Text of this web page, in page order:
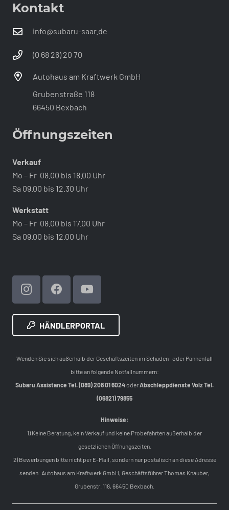
Kontakt
info@subaru-saar.de
(0 68 26) 20 70
Autohaus am Kraftwerk GmbH
Grubenstraße 118
66450 Bexbach
Öffnungszeiten
Verkauf
Mo – Fr 08.00 bis 18.00 Uhr
Sa 09.00 bis 12.30 Uhr
Werkstatt
Mo – Fr 08.00 bis 17.00 Uhr
Sa 09.00 bis 12.00 Uhr
HÄNDLERPORTAL
Wenden Sie sich außerhalb der Geschäftszeiten im Schaden- oder Pannenfall
bitte an folgende Notfallnummern:
Subaru Assistance Tel. (089) 208 01 6024oderAbschleppdienste Volz Tel.
(06821) 79855
Hinweise:
1) Keine Beratung, kein Verkauf und keine Probefahrten außerhalb der
gesetzlichen Öffnungszeiten.
2) Bewerbungen bitte nicht per E-Mail, sondern nur postalisch an diese Adresse
senden: Autohaus am Kraftwerk GmbH, Geschäftsführer Thomas Knauber,
Grubenstr. 118, 66450 Bexbach.